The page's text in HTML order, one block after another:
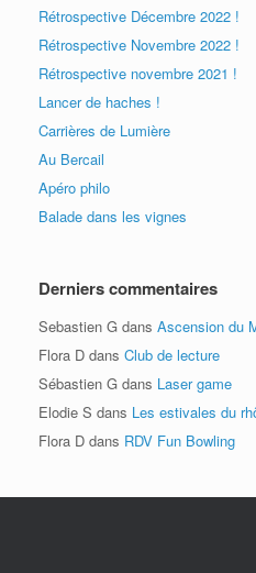
Rétrospective Décembre 2022 !
Rétrospective Novembre 2022 !
Rétrospective novembre 2021 !
Lancer de haches !
Carrières de Lumière
Au Bercail
Apéro philo
Balade dans les vignes
Derniers commentaires
Sebastien G dans Ascension du
Flora D dans Club de lecture
Sébastien G dans Laser game
Elodie S dans Les estivales du
Flora D dans RDV Fun Bowling